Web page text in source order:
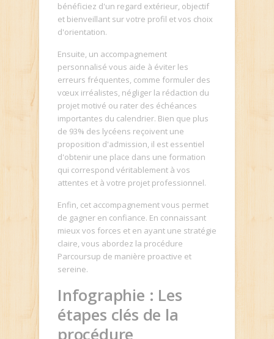
bénéficiez d'un regard extérieur, objectif
et bienveillant sur votre profil et vos choix
d'orientation.
Ensuite, un accompagnement
personnalisé vous aide à éviter les
erreurs fréquentes, comme formuler des
vœux irréalistes, négliger la rédaction du
projet motivé ou rater des échéances
importantes du calendrier. Bien que plus
de 93% des lycéens reçoivent une
proposition d'admission, il est essentiel
d'obtenir une place dans une formation
qui correspond véritablement à vos
attentes et à votre projet professionnel.
Enfin, cet accompagnement vous permet
de gagner en confiance. En connaissant
mieux vos forces et en ayant une stratégie
claire, vous abordez la procédure
Parcoursup de manière proactive et
sereine.
Infographie : Les
étapes clés de la
procédure